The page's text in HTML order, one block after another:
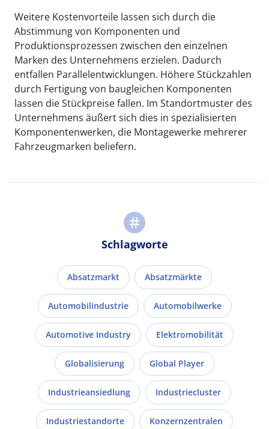
Weitere Kostenvorteile lassen sich durch die
Abstimmung von Komponenten und
Produktionsprozessen zwischen den einzelnen
Marken des Unternehmens erzielen. Dadurch
entfallen Parallelentwicklungen. Höhere Stückzahlen
durch Fertigung von baugleichen Komponenten
lassen die Stückpreise fallen. Im Standortmuster des
Unternehmens äußert sich dies in spezialisierten
Komponentenwerken, die Montagewerke mehrerer
Fahrzeugmarken beliefern.
Schlagworte
Absatzmarkt Absatzmärkte
Automobilindustrie Automobilwerke
Automotive Industry Elektromobilität
Globalisierung Global Player
Industrieansiedlung Industriecluster
Industriestandorte Konzernzentralen